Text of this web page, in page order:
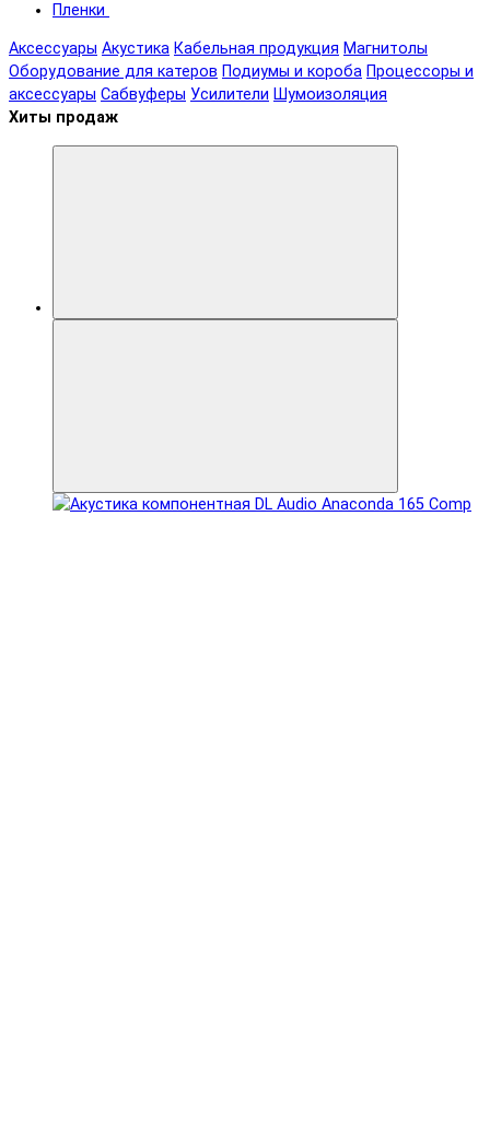
Пленки
Аксессуары Акустика Кабельная продукция Магнитолы
Оборудование для катеров Подиумы и короба Процессоры и
аксессуары Сабвуферы Усилители Шумоизоляция
Хиты продаж